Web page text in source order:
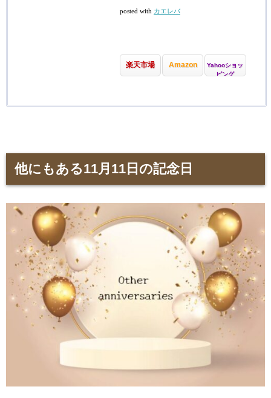
posted with カエレバ
楽天市場 Amazon
Yahooショッ
ピング
他にもある11月11日の記念日